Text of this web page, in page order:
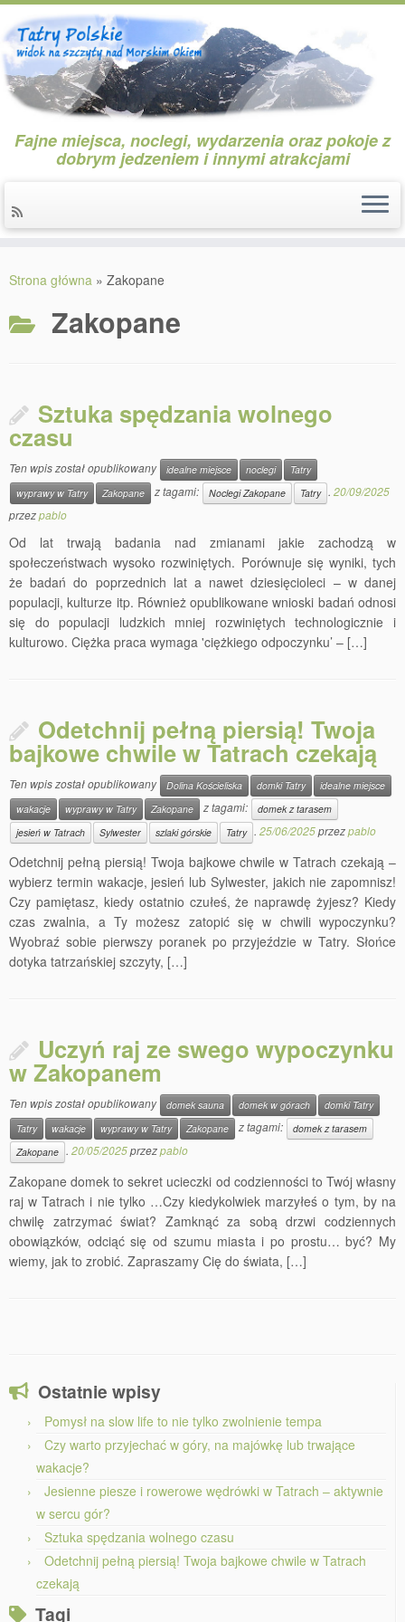
do
Fajne miejsca, noclegi, wydarzenia oraz pokoje z
dobrym jedzeniem i innymi atrakcjami
Strona główna » Zakopane
Zakopane
Sztuka spędzania wolnego
czasu
Ten wpis został opublikowany idealne miejsce noclegi
Tatry
wyprawy w Tatry
Zakopane z tagami: Noclegi Zakopane Tatry . 20/09/2025
przezpablo
Od lat trwają badania nad zmianami jakie zachodzą w
społeczeństwach wysoko rozwiniętych. Porównuje się wyniki, tych
że badań do poprzednich lat a nawet dziesięcioleci – w danej
populacji, kulturze itp. Również opublikowane wnioski badań odnosi
się do populacji ludzkich mniej rozwiniętych technologicznie i
kulturowo. Ciężka praca wymaga 'ciężkiego odpoczynku’ – […]
Odetchnij pełną piersią! Twoja
bajkowe chwile w Tatrach czekają
Ten wpis został opublikowany Dolina Kościeliska domki Tatry
idealne miejsce
wakacje
wyprawy w Tatry Zakopane z tagami:
domek z tarasem
jesień w Tatrach
Sylwester szlaki górskie Tatry . 25/06/2025przezpablo
Odetchnij pełną piersią! Twoja bajkowe chwile w Tatrach czekają –
wybierz termin wakacje, jesień lub Sylwester, jakich nie zapomnisz!
Czy pamiętasz, kiedy ostatnio czułeś, że naprawdę żyjesz? Kiedy
czas zwalnia, a Ty możesz zatopić się w chwili wypoczynku?
Wyobraź sobie pierwszy poranek po przyjeździe w Tatry. Słońce
dotyka tatrzańskiej szczyty, […]
Uczyń raj ze swego wypoczynku
w Zakopanem
Ten wpis został opublikowany domek sauna domek w górach
domki Tatry
Tatry
wakacje wyprawy w Tatry Zakopane z tagami:
domek z tarasem
Zakopane . 20/05/2025przezpablo
Zakopane domek to sekret ucieczki od codzienności to Twój własny
raj w Tatrach i nie tylko …Czy kiedykolwiek marzyłeś o tym, by na
chwilę zatrzymać świat? Zamknąć za sobą drzwi codziennych
obowiązków, odciąć się od szumu miasta i po prostu… być? My
wiemy, jak to zrobić. Zapraszamy Cię do świata, […]
Ostatnie wpisy
Pomysł na slow life to nie tylko zwolnienie tempa
Czy warto przyjechać w góry, na majówkę lub trwające
wakacje?
Jesienne piesze i rowerowe wędrówki w Tatrach – aktywnie
w sercu gór?
Sztuka spędzania wolnego czasu
Odetchnij pełną piersią! Twoja bajkowe chwile w Tatrach
czekają
Tagi